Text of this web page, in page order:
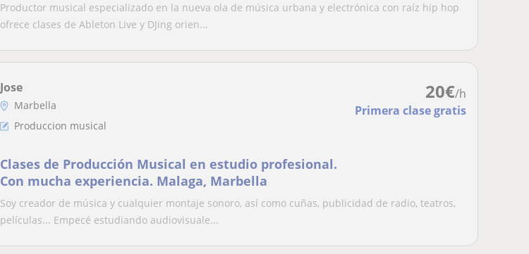
Productor musical especializado en la nueva ola de música urbana y electrónica con raíz hip hop
ofrece clases de Ableton Live y DJing orien...
20€/h
Primera clase gratis
Jose
Marbella
Produccion musical
Clases de Producción Musical en estudio profesional.
Con mucha experiencia. Malaga, Marbella
Soy creador de música y cualquier montaje sonoro, así como cuñas, publicidad de radio, teatros,
películas... Empecé estudiando audiovisuale...